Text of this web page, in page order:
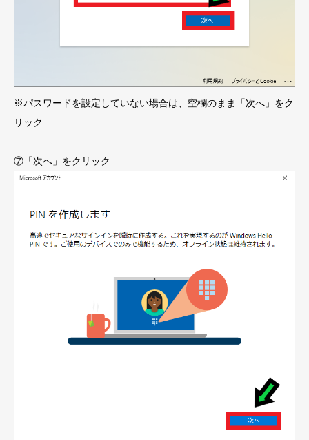
※パスワードを設定していない場合は、空欄のまま「次へ」をク
リック
⑦「次へ」をクリック